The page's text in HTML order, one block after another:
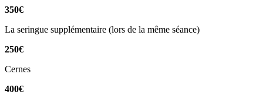
350€
La seringue supplémentaire (lors de la même séance)
250€
Cernes
400€